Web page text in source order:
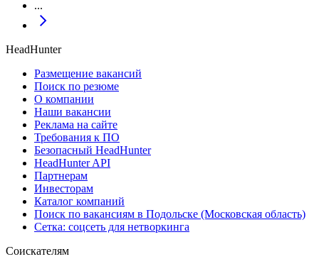
...
HeadHunter
Размещение вакансий
Поиск по резюме
О компании
Наши вакансии
Реклама на сайте
Требования к ПО
Безопасный HeadHunter
HeadHunter API
Партнерам
Инвесторам
Каталог компаний
Поиск по вакансиям в Подольске (Московская область)
Сетка: соцсеть для нетворкинга
Соискателям